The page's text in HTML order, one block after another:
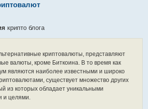
крипто блога
криптовалюты, представляют
валюты, кроме Биткоина. В то время как
являются наиболее известными и широко
существует множество других
из которых обладает уникальными
и целями.